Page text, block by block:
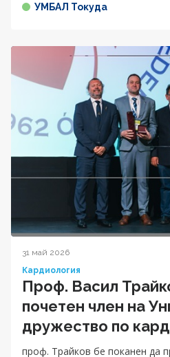
УМБАЛ Токуда
31 май 2026
Кардиология
Проф. Васил
почетен член на
дружество по
проф. Трайков бе поканен да